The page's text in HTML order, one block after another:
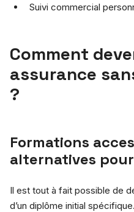
Suivi commercial
Comment
assurance
?
Formations
alternatives
Il est tout à fait possible de
d’un diplôme initial